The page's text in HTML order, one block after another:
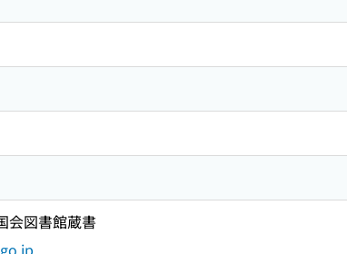
会図書館蔵書